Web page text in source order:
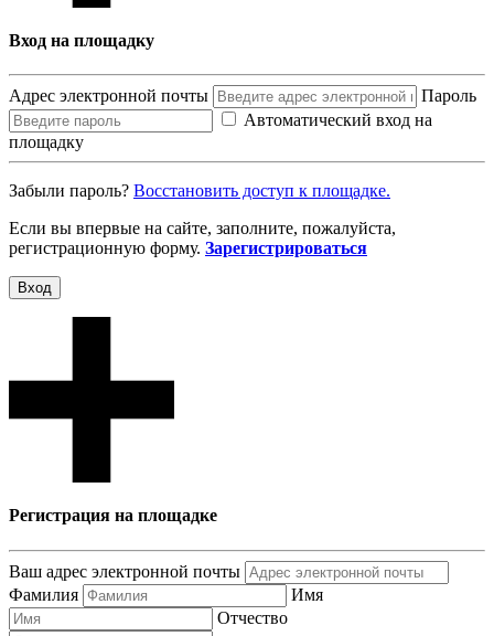
Вход на площадку
Адрес электронной почты
Пароль
Автоматический вход на
площадку
Забыли пароль? Восcтановить доступ к площадке.
Если вы впервые на сайте, заполните, пожалуйста,
регистрационную форму. Зарегистрироваться
Вход
Регистрация на площадке
Ваш адрес электронной почты
Фамилия
Имя
Отчество